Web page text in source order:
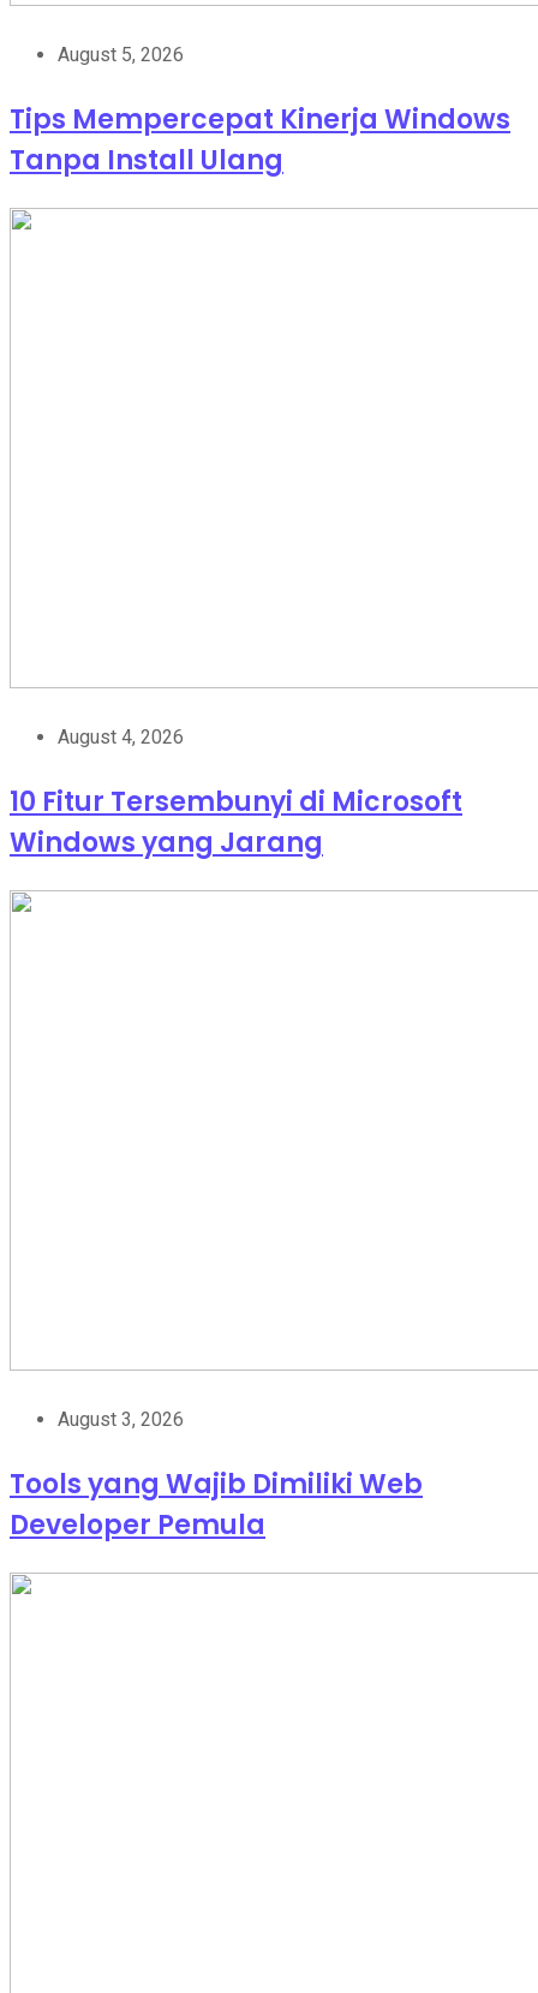
August 5, 2026
Tips Mempercepat Kinerja Windows
Tanpa Install Ulang
August 4, 2026
10 Fitur Tersembunyi di Microsoft
Windows yang Jarang
August 3, 2026
Tools yang Wajib Dimiliki Web
Developer Pemula